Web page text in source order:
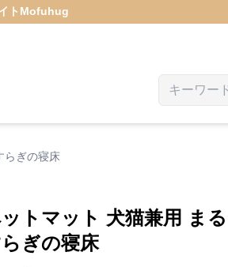
ト Mofuhug
らぎの寝床
トマット 犬猫兼用 ま
ぎの寝床